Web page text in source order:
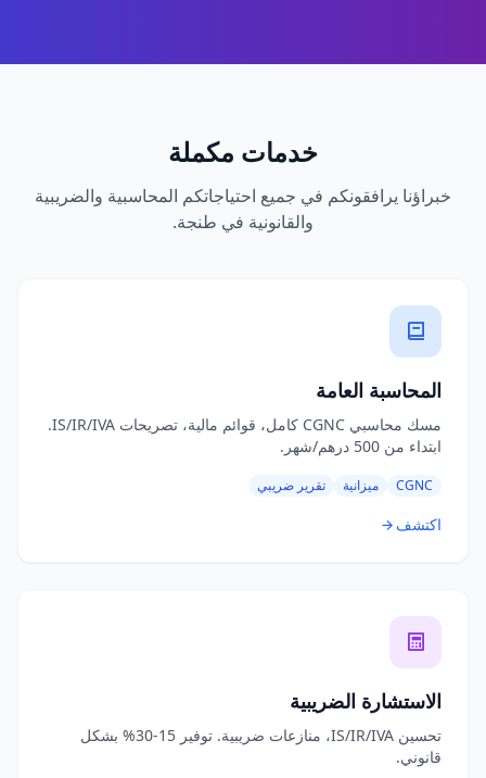
خدمات مكملة
خبراؤنا يرافقونكم في جميع احتياجاتكم المحاسبية والضريبية
والقانونية في طنجة.
المحاسبة العامة
مسك محاسبي CGNC كامل، قوائم مالية، تصريحات IS/IR/IVA.
ابتداء من 500 درهم/شهر.
CGNC ميزانية تقرير ضريبي
اكتشف
الاستشارة الضريبية
تحسين IS/IR/IVA، منازعات ضريبية. توفير 15-30% بشكل
قانوني.